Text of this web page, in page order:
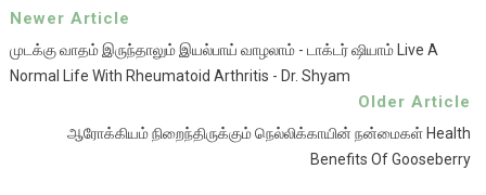
Newer Article
முடக்கு வாதம் இருந்தாலும் இயல்பாய் வாழலாம் - டாக்டர் ஷியாம் Live A
Normal Life With Rheumatoid Arthritis - Dr. Shyam
Older Article
ஆரோக்கியம் நிறைந்திருக்கும் நெல்லிக்காயின் நன்மைகள் Health
Benefits Of Gooseberry